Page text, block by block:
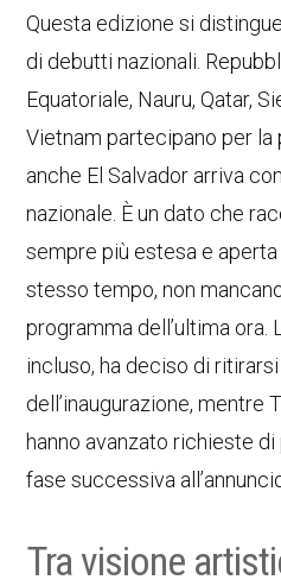
Questa edizione si
di debutti nazionali.
Equatoriale, Nauru, Qatar,
Vietnam partecipano per la
anche El Salvador arriva
nazionale. È un dato che
sempre più estesa e
stesso tempo, non
programma dell’ultima ora.
incluso, ha deciso di
dell’inaugurazione, mentre
hanno avanzato richieste
fase successiva
Tra visione